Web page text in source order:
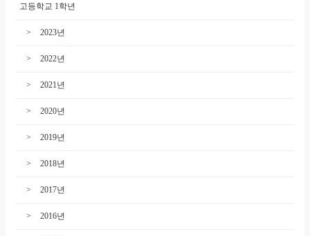
고등학교 1학년
2023년
2022년
2021년
2020년
2019년
2018년
2017년
2016년